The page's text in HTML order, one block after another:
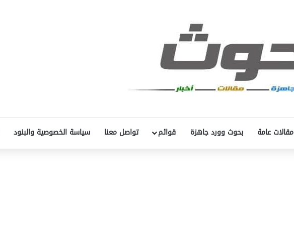
مقالات عامة بحوث وورد جاهزة قوائم تواصل معنا سياسة الخصوصية والبنود